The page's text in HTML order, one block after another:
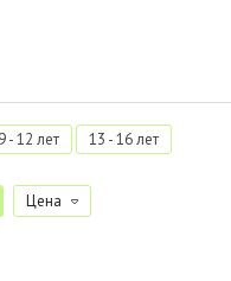
9 - 12 лет 13 - 16 лет
Цена